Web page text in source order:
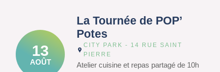
13
AOÛT
La Tournée de POP’
Potes
CITY PARK - 14 RUE SAINT
PIERRE
Atelier cuisine et repas partagé de 10h